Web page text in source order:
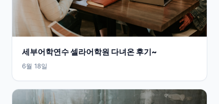
세부어학연수 셀라어학원 다녀온 후기~
6월 18일